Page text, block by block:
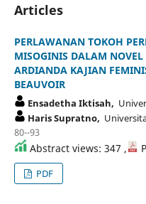
Articles
PERLAWANAN TOKOH
MISOGINIS DALAM
ARDIANDA KAJIAN
BEAUVOIR
Ensadetha Iktisah,
Haris Supratno,
80--93
Abstract views: 347 ,
PDF